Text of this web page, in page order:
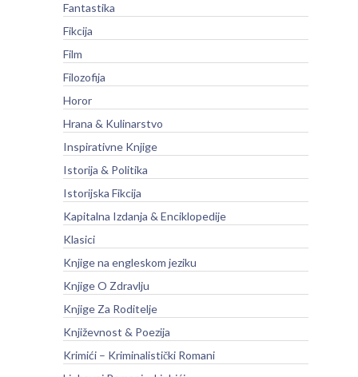
Fantastika
Fikcija
Film
Filozofija
Horor
Hrana & Kulinarstvo
Inspirativne Knjige
Istorija & Politika
Istorijska Fikcija
Kapitalna Izdanja & Enciklopedije
Klasici
Knjige na engleskom jeziku
Knjige O Zdravlju
Knjige Za Roditelje
Književnost & Poezija
Krimići – Kriminalistički Romani